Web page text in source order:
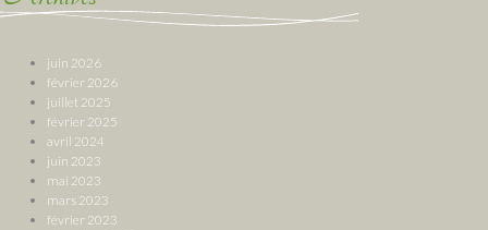
juin 2026
février 2026
juillet 2025
février 2025
avril 2024
juin 2023
mai 2023
mars 2023
février 2023